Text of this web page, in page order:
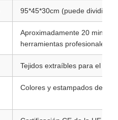
95*45*30cm (puede dividirse
Aproximadamente 20
herramientas profesionales)
Tejidos extraíbles para el
Colores y estampados de